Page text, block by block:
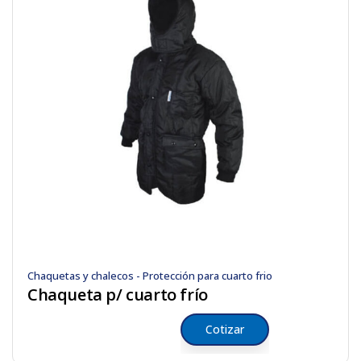
Chaquetas y chalecos - Protección para cuarto frio
Chaqueta p/ cuarto frío
Cotizar